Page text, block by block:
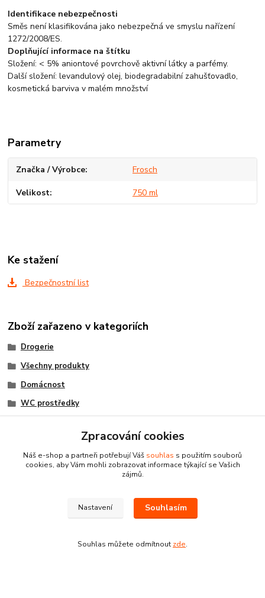
Identifikace nebezpečnosti
Směs není klasifikována jako nebezpečná ve smyslu nařízení
1272/2008/ES.
Doplňující informace na štítku
Složení: < 5% aniontové povrchově aktivní látky a parfémy.
Další složení: levandulový olej, biodegradabilní zahušťovadlo,
kosmetická barviva v malém množství
Parametry
Značka / Výrobce Frosch
Velikost 750 ml
Ke stažení
Bezpečnostní list
Zboží zařazeno v kategoriích
Drogerie
Všechny produkty
Domácnost
WC prostředky
Zpracování cookies
Náš e-shop a partneři potřebují Váš souhlas s použitím souborů
cookies, aby Vám mohli zobrazovat informace týkající se Vašich
zájmů.
Nastavení Souhlasím
Souhlas můžete odmítnout zde.